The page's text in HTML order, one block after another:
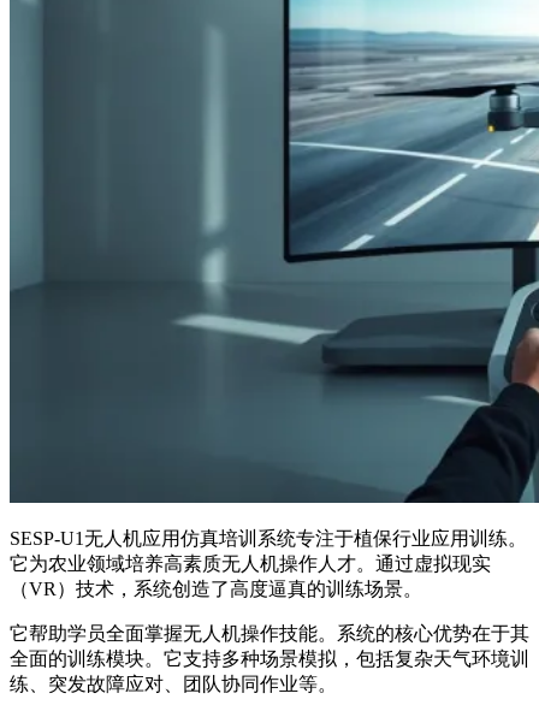
SESP-U1无人机应用仿真培训系统专注于植保行业应用训练。
它为农业领域培养高素质无人机操作人才。通过虚拟现实
（VR）技术，系统创造了高度逼真的训练场景。
它帮助学员全面掌握无人机操作技能。系统的核心优势在于其
全面的训练模块。它支持多种场景模拟，包括复杂天气环境训
练、突发故障应对、团队协同作业等。